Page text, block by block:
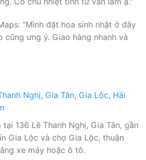
“Mình đặt hoa sinh nhật ở đây
cũng ưng ý. Giao hàng nhanh và
Nghị, Gia Tân, Gia Lộc, Hải
136 Lê Thanh Nghị, Gia Tân, gần
Gia Lộc và chợ Gia Lộc, thuận
xe máy hoặc ô tô.